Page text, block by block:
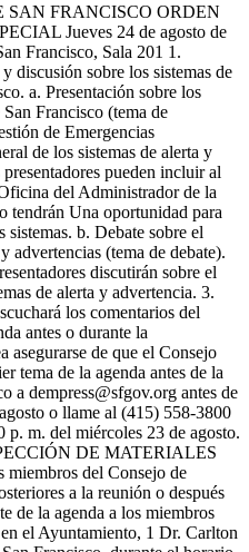
SAN FRANCISCO ORDEN
Jueves 24 de agosto de
Francisco, Sala 201 1.
discusión sobre los sistemas de
a. Presentación sobre los
Francisco (tema de
de Emergencias
de los sistemas de alerta y
pueden incluir al
del Administrador de la
tendrán Una oportunidad para
b. Debate sobre el
advertencias (tema de debate).
discutirán sobre el
de alerta y advertencia. 3.
los comentarios del
antes o durante la
asegurarse de que el Consejo
tema de la agenda antes de la
a dempress@sfgov.org antes de
o llame al (415) 558-3800
p. m. del miércoles 23 de agosto.
DE MATERIALES
miembros del Consejo de
a la reunión o después
de la agenda a los miembros
el Ayuntamiento, 1 Dr. Carlton